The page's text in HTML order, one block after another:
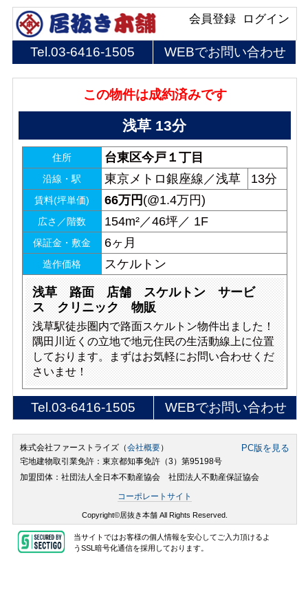
ログイン
会員登録
Tel.03-6416-1505 WEBでお問い合わせ
この物件は成約済みです
浅草 13分
住所 台東区今戸１丁目
沿線・駅 東京メトロ銀座線／浅草 13分
賃料(坪単価) 66万円 (@1.4万円)
広さ／階数 154m²／46坪／ 1F
保証金・敷金 6ヶ月
造作価格 スケルトン
浅草 路面 店舗 スケルトン サービ
ス クリニック 物販
浅草駅徒歩圏内で路面スケルトン物件出ました！
隅田川近くの立地で地元住民の生活動線上に位置
しております。まずはお気軽にお問い合わせくだ
さいませ！
Tel.03-6416-1505 WEBでお問い合わせ
株式会社ファーストライズ（会社概要） PC版を見る
宅地建物取引業免許：東京都知事免許（3）第95198号
加盟団体：社団法人全日本不動産協会 社団法人不動産保証協会
コーポレートサイト
Copyright©居抜き本舗 All Rights Reserved.
当サイトではお客様の個人情報を安心してご入力頂けるよ
うSSL暗号化通信を採用しております。